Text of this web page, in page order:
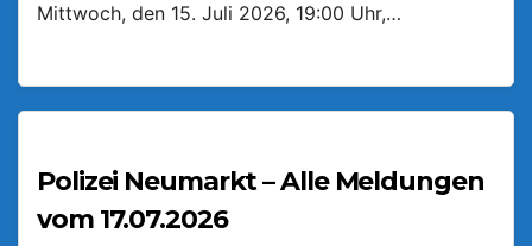
Mittwoch, den 15. Juli 2026, 19:00 Uhr,…
Polizei Neumarkt – Alle Meldungen
vom 17.07.2026